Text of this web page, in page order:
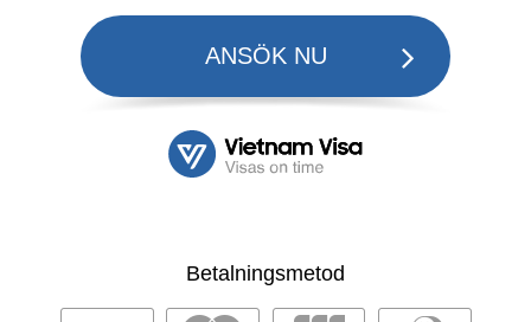
ANSÖK NU
Betalningsmetod